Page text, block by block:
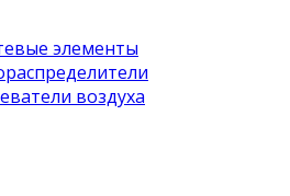
элементы
воздуха